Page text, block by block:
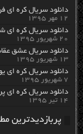
دانلود سریال کره ای
۱۲ مهر ۱۳۹۵
دانلود سریال کره ای شاه دائه جو
۲۰ شهریور ۱۳۹۵
دانلود سریال عشق
۱۳ شهریور ۱۳۹۵
دانلود سریال کره ای یونگ پال ۲۰۱۵
۷ شهریور ۱۳۹۵
دانلود سریال کره ای پرنس
۱۴ تیر ۱۳۹۵
پربازدیدترین